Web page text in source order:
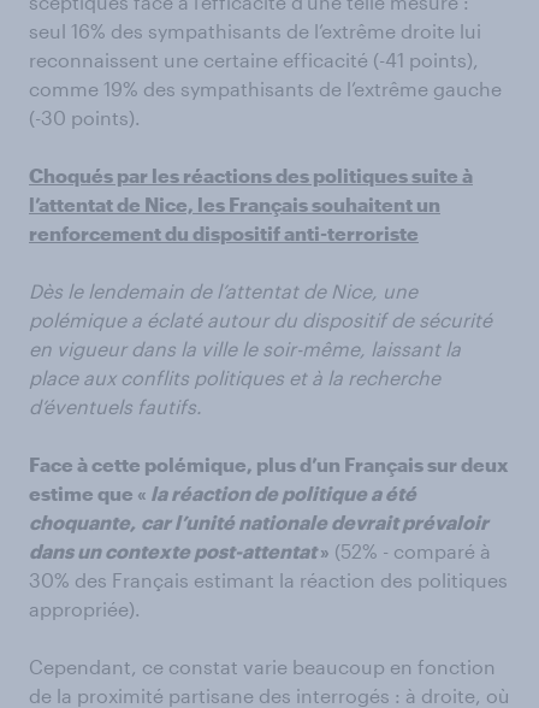
seul 16% des sympathisants de l’extrême droite lui
reconnaissent une certaine efficacité (-41 points),
comme 19% des sympathisants de l’extrême gauche
(-30 points).
Choqués par les réactions des politiques suite à
l’attentat de Nice, les Français souhaitent un
renforcement du dispositif anti-terroriste
Dès le lendemain de l’attentat de Nice, une
polémique a éclaté autour du dispositif de sécurité
en vigueur dans la ville le soir-même, laissant la
place aux conflits politiques et à la recherche
d’éventuels fautifs.
Face à cette polémique, plus d’un Français sur deux
estime que « la réaction de politique a été
choquante, car l’unité nationale devrait prévaloir
dans un contexte post-attentat» (52% - comparé à
30% des Français estimant la réaction des politiques
appropriée).
Cependant, ce constat varie beaucoup en fonction
de la proximité partisane des interrogés : à droite, où